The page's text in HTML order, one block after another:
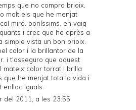
que no compro brioix,
molt els que he menjat
miró, boníssims, en vaig
i crec que he après a
simple vista un bon brioix.
color i la brillantor de la
i t'asseguro que aquest
mateix color torrat i brilla
que he menjat tota la vida i
iguals.
del 2011, a les 23:55